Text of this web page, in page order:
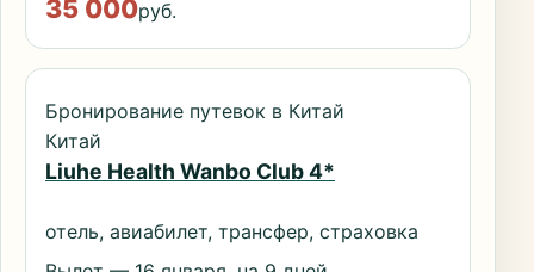
35 000руб.
Бронирование путевок в Китай
Китай
Liuhe Health Wanbo Club 4*
отель, авиабилет, трансфер, страховка